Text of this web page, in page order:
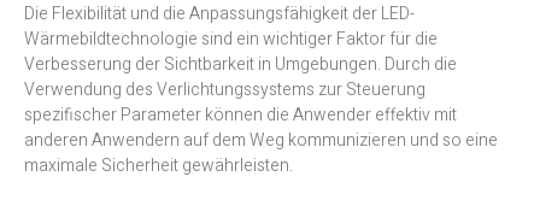
Die Flexibilität und die Anpassungsfähigkeit der LED-
Wärmebildtechnologie sind ein wichtiger Faktor für die
Verbesserung der Sichtbarkeit in Umgebungen. Durch die
Verwendung des Verlichtungssystems zur Steuerung
spezifischer Parameter können die Anwender effektiv mit
anderen Anwendern auf dem Weg kommunizieren und so eine
maximale Sicherheit gewährleisten.